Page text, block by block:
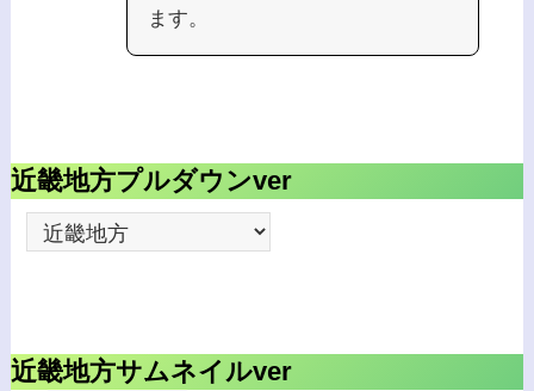
ます。
近畿地方プルダウンver
近畿地方サムネイルver